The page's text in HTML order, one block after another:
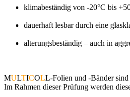
klimabeständig von -20°C bis
dauerhaft lesbar durch eine
alterungsbeständig – auch in
MULTICOLL-Folien und -Bänder
Im Rahmen dieser Prüfung werden